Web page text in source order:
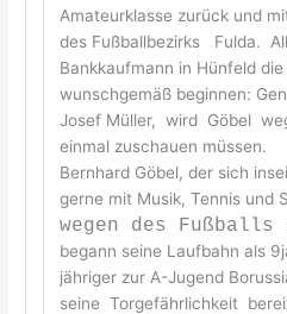
Amateurklasse zurück und
des Fußballbezirks Fulda.
Bankkaufmann in Hünfeld die
wunschgemäß beginnen:
Josef Müller, wird Göbel
einmal zuschauen müssen.
Bernhard Göbel, der sich
gerne mit Musik, Tennis und
wegen des
begann seine Laufbahn als
jähriger zur A-Jugend
seine Torgefährlichkeit